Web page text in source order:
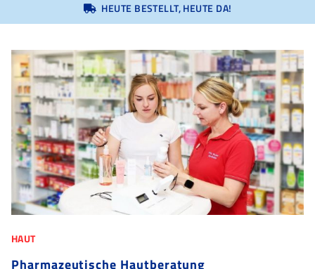
HEUTE BESTELLT, HEUTE DA!
Pharmazeutische Hautberatung
HAUT